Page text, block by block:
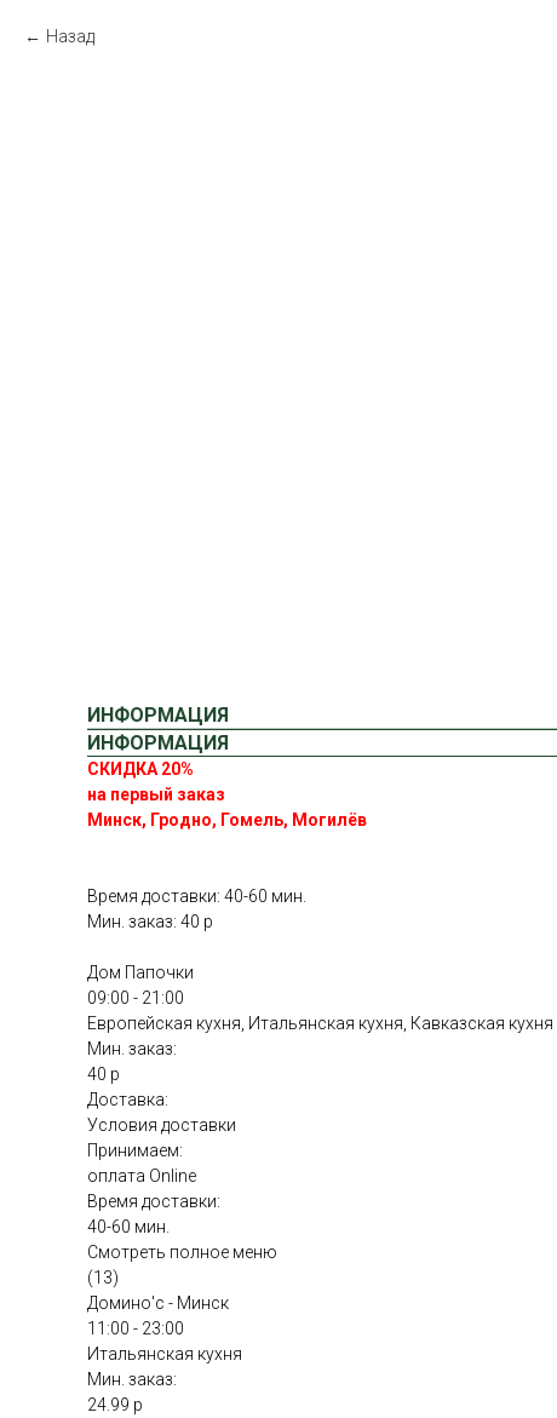
Назад
ИНФОРМАЦИЯ
ИНФОРМАЦИЯ
СКИДКА 20%
на первый заказ
Минск, Гродно, Гомель, Могилёв
Время доставки: 40-60 мин.
Мин. заказ: 40 р
Дом Папочки
09:00 - 21:00
Европейская кухня, Итальянская кухня, Кавказская кухня
Мин. заказ:
40 р
Доставка:
Условия доставки
Принимаем:
оплата Online
Время доставки:
40-60 мин.
Смотреть полное меню
(13)
Домино'с - Минск
11:00 - 23:00
Итальянская кухня
Мин. заказ:
24.99 р